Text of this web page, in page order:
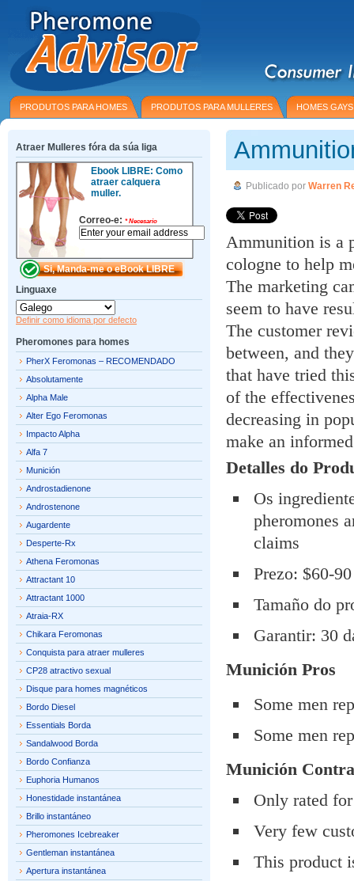
PRODUTOS PARA HOMES PRODUTOS PARA MULLERES HOMES GAYS
Publicado por Warren
Ammunition is a
cologne to help
The marketing
seem to have
The customer
between, and
that have tried
of the
decreasing in
make an
Detalles do
Os
pheromones
claims
Prezo: $60-
Tamaño do
Garantir: 30
Munición Pros
Some men
Some men
Munición
Only rated
Very few
This product
Atraer Mulleres fóra da súa liga
Ebook LIBRE: Como
atraer calquera
muller.
Correo-e: *Necesario
Linguaxe
Definir como idioma por defecto
Pheromones para homes
PherX Feromonas – RECOMENDADO
Absolutamente
Alpha Male
Alter Ego Feromonas
Impacto Alpha
Alfa 7
Munición
Androstadienone
Androstenone
Augardente
Desperte-Rx
Athena Feromonas
Attractant 10
Attractant 1000
Atraia-RX
Chikara Feromonas
Conquista para atraer mulleres
CP28 atractivo sexual
Disque para homes magnéticos
Bordo Diesel
Essentials Borda
Sandalwood Borda
Bordo Confianza
Euphoria Humanos
Honestidade instantánea
Brillo instantáneo
Pheromones Icebreaker
Gentleman instantánea
Apertura instantánea